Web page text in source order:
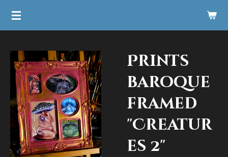
Ga
hoofdinhoud
Prints
baroque
framed
"Creatur
es 2"